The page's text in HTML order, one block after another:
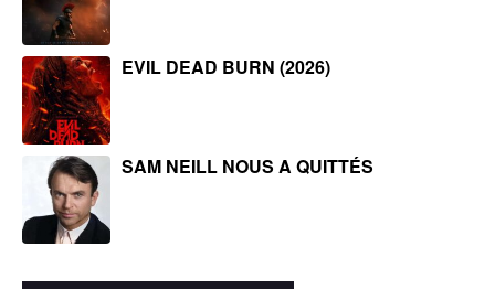
EVIL DEAD BURN (2026)
SAM NEILL NOUS A QUITTÉS